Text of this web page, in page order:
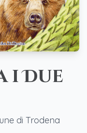
i Due
di Trodena